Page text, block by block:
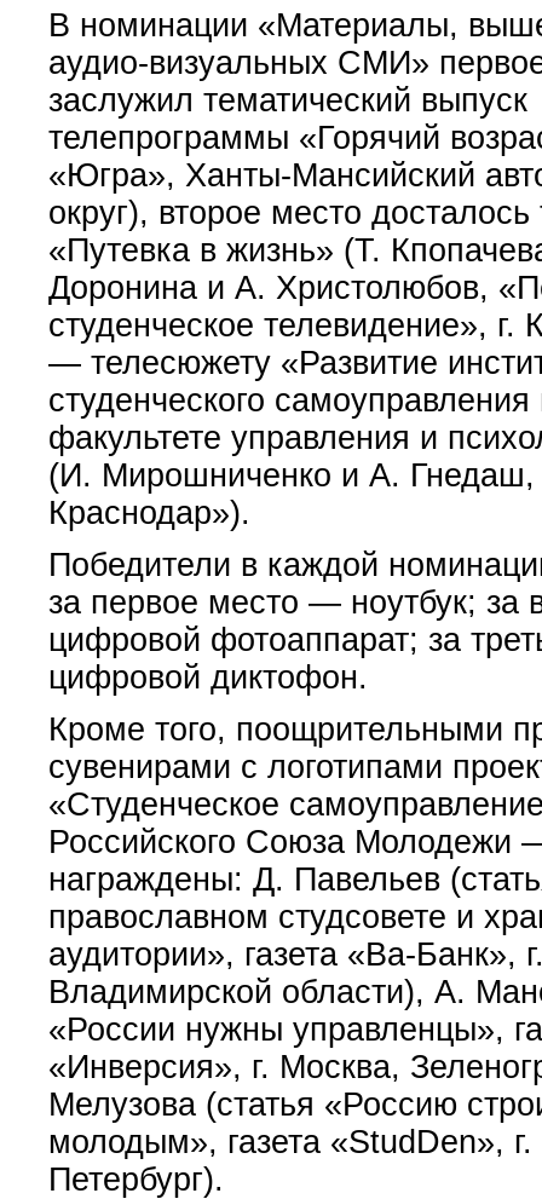
В номинации «Материалы,
аудио-визуальных СМИ»
заслужил тематический выпуск
телепрограммы «Горячий
«Югра», Ханты-Мансийский
округ), второе место
«Путевка в жизнь» (Т.
Доронина и А. Христолюбов,
студенческое телевидение», г.
— телесюжету «Развитие
студенческого самоуправления
факультете управления и
(И. Мирошниченко и А.
Краснодар»).
Победители в каждой
за первое место — ноутбук; за
цифровой фотоаппарат; за
цифровой диктофон.
Кроме того, поощрительными
сувенирами с логотипами
«Студенческое
Российского Союза Молодежи
награждены: Д. Павельев
православном студсовете и
аудитории», газета «Ва-Банк»,
Владимирской области), А.
«России нужны управленцы»,
«Инверсия», г. Москва,
Мелузова (статья «Россию
молодым», газета «StudDen», г.
Петербург).